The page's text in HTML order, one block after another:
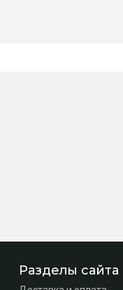
Разделы сайта